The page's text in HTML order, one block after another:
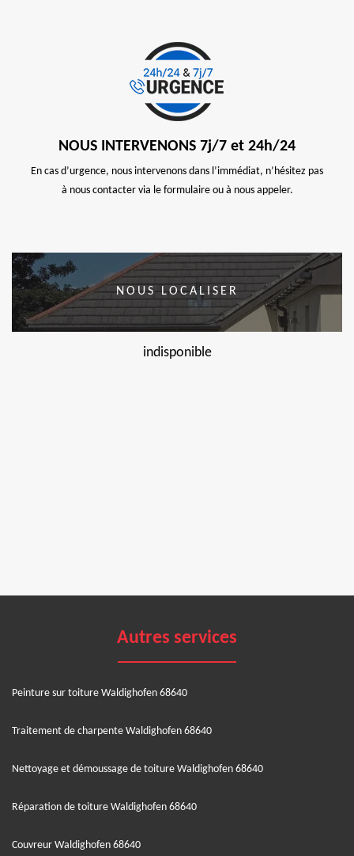
NOUS INTERVENONS 7j/7 et 24h/24
En cas d’urgence, nous intervenons dans l’immédiat, n’hésitez pas
à nous contacter via le formulaire ou à nous appeler.
NOUS LOCALISER
indisponible
Autres services
Peinture sur toiture Waldighofen 68640
Traitement de charpente Waldighofen 68640
Nettoyage et démoussage de toiture Waldighofen 68640
Réparation de toiture Waldighofen 68640
Couvreur Waldighofen 68640